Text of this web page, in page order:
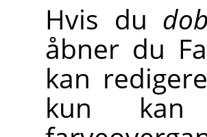
Hvis du
åbner du
kan
kun